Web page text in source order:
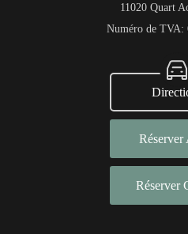
11020 Quart
Numéro de TVA:
Réserver
Réserver